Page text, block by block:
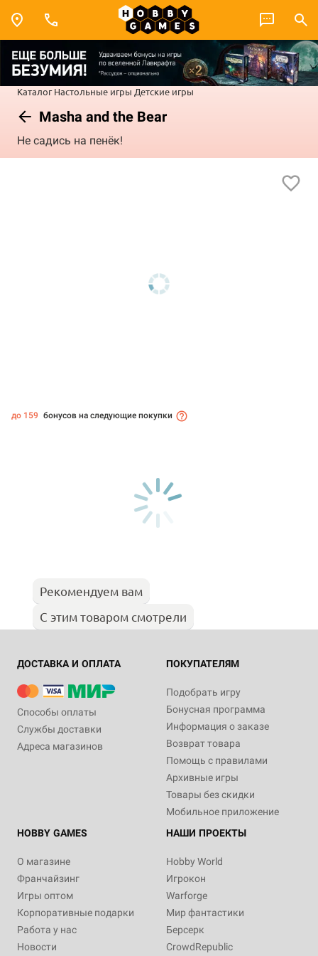
Каталог Настольные игры Детские игры
Masha and the Bear
Не садись на пенёк!
до 159 бонусов на следующие покупки
Рекомендуем вам
С этим товаром смотрели
ДОСТАВКА И ОПЛАТА
Способы оплаты
Службы доставки
Адреса магазинов
ПОКУПАТЕЛЯМ
Подобрать игру
Бонусная программа
Информация о заказе
Возврат товара
Помощь с правилами
Архивные игры
Товары без скидки
Мобильное приложение
HOBBY GAMES
О магазине
Франчайзинг
Игры оптом
Корпоративные подарки
Работа у нас
Новости
НАШИ ПРОЕКТЫ
Hobby World
Игрокон
Warforge
Мир фантастики
Берсерк
CrowdRepublic